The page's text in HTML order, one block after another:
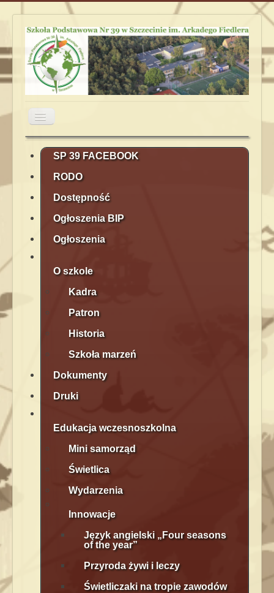
Przełącz
nawigację
Aktualności Obiady Plan lekcji
Terminarz
SP 39 FACEBOOK
RODO
Dostępność
Ogłoszenia BIP
Ogłoszenia
O szkole
Kadra
Patron
Historia
Szkoła marzeń
Dokumenty
Druki
Edukacja wczesnoszkolna
Mini samorząd
Świetlica
Wydarzenia
Innowacje
Język angielski „Four seasons
of the year”
Przyroda żywi i leczy
Świetliczaki na tropie zawodów